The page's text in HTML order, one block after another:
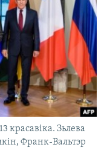
красавіка. Зьлева
Франк-Вальтэр